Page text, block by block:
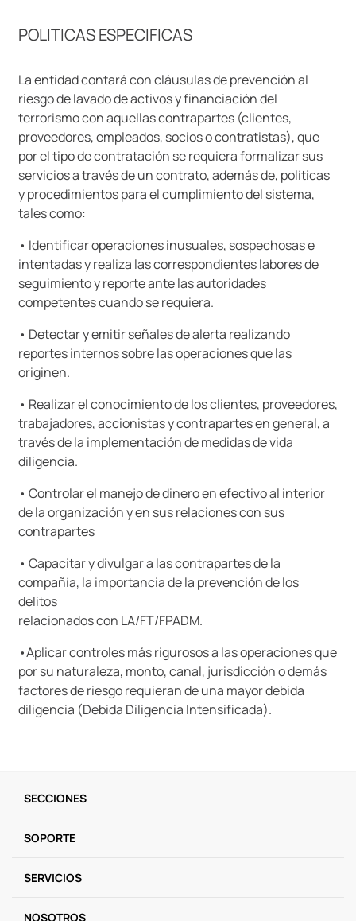
POLITICAS ESPECIFICAS
La entidad contará con cláusulas de prevención al
riesgo de lavado de activos y financiación del
terrorismo con aquellas contrapartes (clientes,
proveedores, empleados, socios o contratistas), que
por el tipo de contratación se requiera formalizar sus
servicios a través de un contrato, además de, políticas
y procedimientos para el cumplimiento del sistema,
tales como:
• Identificar operaciones inusuales, sospechosas e
intentadas y realiza las correspondientes labores de
seguimiento y reporte ante las autoridades
competentes cuando se requiera.
• Detectar y emitir señales de alerta realizando
reportes internos sobre las operaciones que las
originen.
• Realizar el conocimiento de los clientes, proveedores,
trabajadores, accionistas y contrapartes en general, a
través de la implementación de medidas de vida
diligencia.
• Controlar el manejo de dinero en efectivo al interior
de la organización y en sus relaciones con sus
contrapartes
• Capacitar y divulgar a las contrapartes de la
compañía, la importancia de la prevención de los
delitos
relacionados con LA/FT/FPADM.
•Aplicar controles más rigurosos a las operaciones que
por su naturaleza, monto, canal, jurisdicción o demás
factores de riesgo requieran de una mayor debida
diligencia (Debida Diligencia Intensificada).
SECCIONES
SOPORTE
SERVICIOS
NOSOTROS